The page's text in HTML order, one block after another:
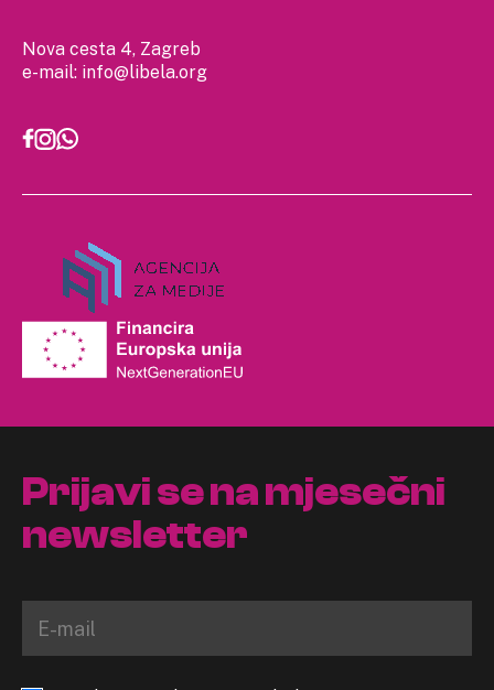
Nova cesta 4, Zagreb
e-mail: info@libela.org
Prijavi se na mjesečni
newsletter